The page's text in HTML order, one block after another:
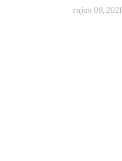
rujan 09, 2021